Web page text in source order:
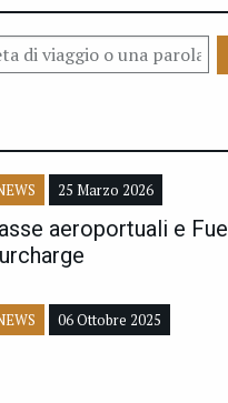
25 Marzo 2026
aeroportuali e Fuel
06 Ottobre 2025